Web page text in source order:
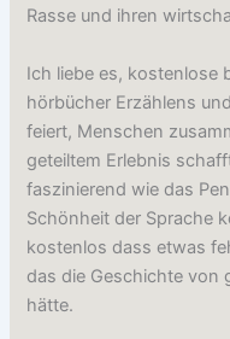
Rasse und ihren
Ich liebe es, kostenlose
hörbücher Erzählens
feiert, Menschen
geteiltem Erlebnis
faszinierend wie das
Schönheit der Sprache
kostenlos dass etwas
das die Geschichte von
hätte.